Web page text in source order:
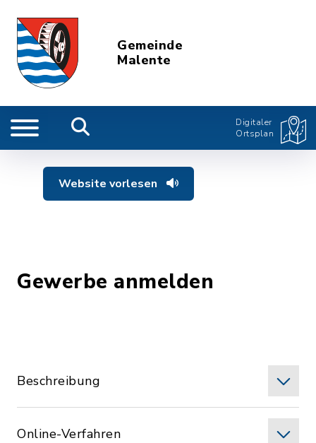
Gemeinde
Malente
Digitaler
Ortsplan
Website vorlesen
Gewerbe anmelden
Beschreibung
Online-Verfahren